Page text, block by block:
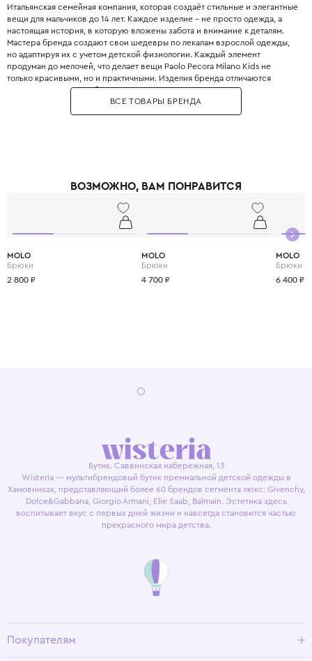
Итальянская семейная компания, которая создаёт стильные и элегантные
вещи для мальчиков до 14 лет. Каждое изделие – не просто одежда, а
настоящая история, в которую вложены забота и внимание к деталям.
Мастера бренда создают свои шедевры по лекалам взрослой одежды,
но адаптируя их с учетом детской физиологии. Каждый элемент
продуман до мелочей, что делает вещи Paolo Pecora Milano Kids не
только красивыми, но и практичными. Изделия бренда отличаются
высоким качеством и безупречным кроем. Бренд использует только
натуральные материалы – мягкий хлопок, нежное бамбуковое волокно,
тёплую шерсть мериноса и эластичный полиэстер, чтобы каждая вещь
ВСЕ ТОВАРЫ БРЕНДА
ВОЗМОЖНО, ВАМ ПОНРАВИТСЯ
MOLO
Брюки
2 800 ₽
MOLO
Брюки
4 700 ₽
MOLO
Брюки
6 400 ₽
Бутик. Саввинская набережная, 13
Wisteria — мультибрендовый бутик премиальной детской одежды в
Хамовниках, представляющий более 60 брендов сегмента люкс: Givenchy,
Dolce&Gabbana, Giorgio Armani, Elie Saab, Balmain. Эстетика здесь
воспитывает вкус с первых дней жизни и навсегда становится частью
прекрасного мира детства.
Покупателям